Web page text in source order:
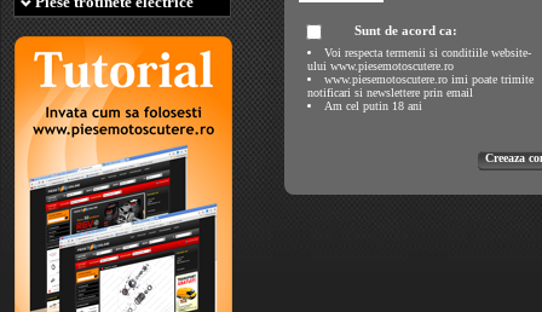
Sunt de acord ca:
Voi respecta termenii si conditiile website-
ului www.piesemotoscutere.ro
www.piesemotoscutere.ro imi poate trimite
notificari si newslettere prin email
Am cel putin 18 ani